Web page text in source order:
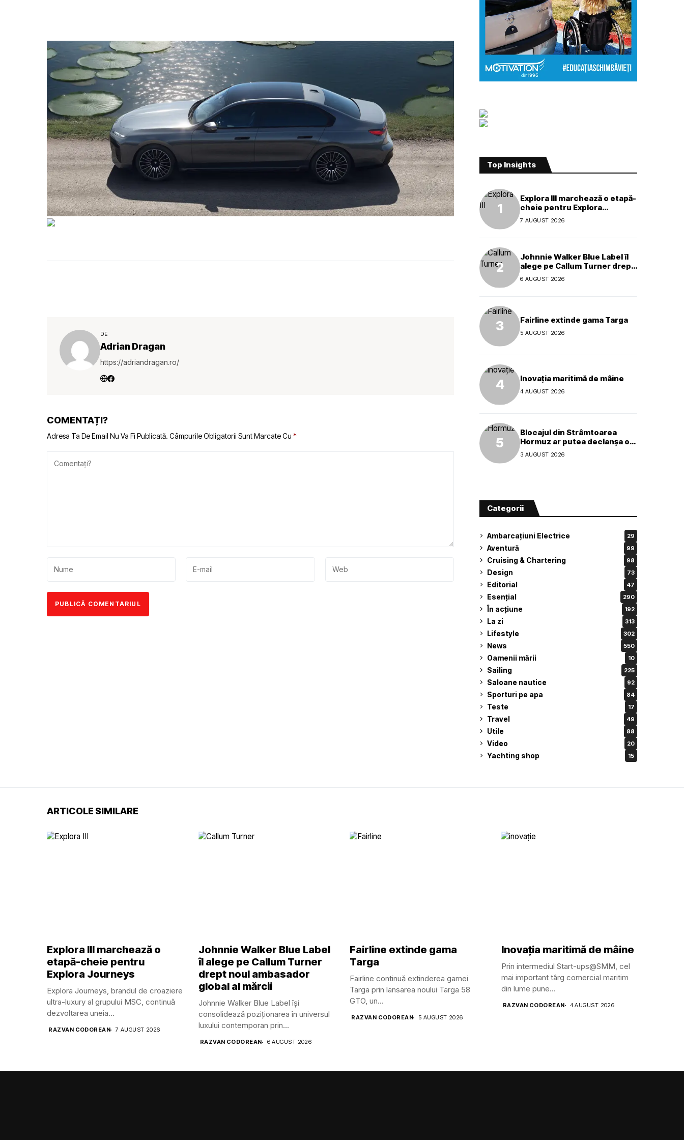
DE
Adrian Dragan
https://adriandragan.ro/
COMENTAȚI?
Adresa Ta De Email Nu Va Fi Publicată. Câmpurile Obligatorii Sunt Marcate Cu *
Top Insights
Explora III marchează o etapă-
cheie pentru Explora
Journeys
7 AUGUST 2026
Johnnie Walker Blue Label îl
alege pe Callum Turner drept
noul ambasador global al
mărcii
6 AUGUST 2026
Fairline extinde gama Targa
5 AUGUST 2026
Inovația maritimă de mâine
4 AUGUST 2026
Blocajul din Strâmtoarea
Hormuz ar putea declanșa o
criză ecologică globală
3 AUGUST 2026
Categorii
Ambarcațiuni Electrice 29
Aventură 99
Cruising & Chartering 98
Design 73
Editorial 47
Esențial 290
În acțiune 192
La zi 313
Lifestyle 302
News 550
Oamenii mării 10
Sailing 225
Saloane nautice 92
Sporturi pe apa 84
Teste 17
Travel 49
Utile 88
Video 20
Yachting shop 15
ARTICOLE SIMILARE
Explora III marchează o
etapă-cheie pentru
Explora Journeys
Explora Journeys, brandul de croaziere
ultra-luxury al grupului MSC, continuă
dezvoltarea uneia...
RAZVAN CODOREAN 7 AUGUST 2026
Johnnie Walker Blue Label
îl alege pe Callum Turner
drept noul ambasador
global al mărcii
Johnnie Walker Blue Label își
consolidează poziționarea în universul
luxului contemporan prin...
RAZVAN CODOREAN 6 AUGUST 2026
Fairline extinde gama
Targa
Fairline continuă extinderea gamei
Targa prin lansarea noului Targa 58
GTO, un...
RAZVAN CODOREAN 5 AUGUST 2026
Inovația maritimă de mâine
Prin intermediul Start-ups@SMM, cel
mai important târg comercial maritim
din lume pune...
RAZVAN CODOREAN 4 AUGUST 2026